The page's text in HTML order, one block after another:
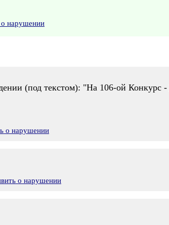
о нарушении
(под текстом): "На 106-ой Конкурс -
о нарушении
о нарушении